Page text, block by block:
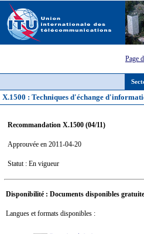
Page
X.1500 : Techniques d'échange
Recommandation X.1500 (04/11)
Approuvée en 2011-04-20
Statut : En vigueur
Disponibilité : Documents disponibles
Langues et formats disponibles :